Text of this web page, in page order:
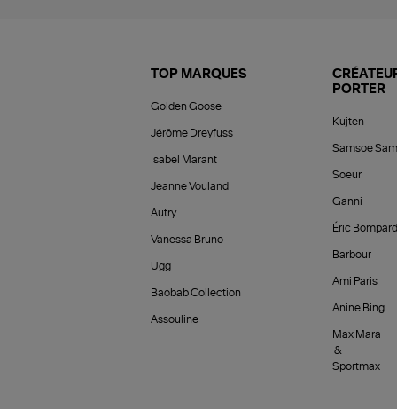
TOP MARQUES
Golden Goose
Jérôme Dreyfuss
Isabel Marant
Jeanne Vouland
Autry
Vanessa Bruno
Ugg
Baobab Collection
Assouline
PORTER
Kujten
Samsoe
Soeur
Ganni
Éric Bompard
Barbour
Ami Paris
Anine Bing
Max Mara
&
Sportmax